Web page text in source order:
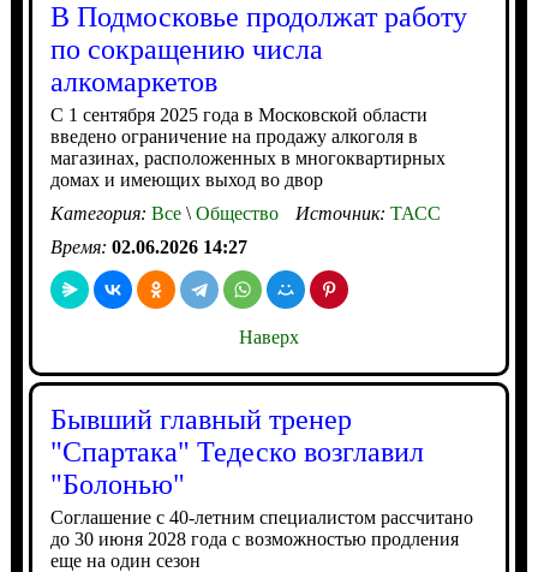
В Подмосковье продолжат работу
по сокращению числа
алкомаркетов
С 1 сентября 2025 года в Московской области
введено ограничение на продажу алкоголя в
магазинах, расположенных в многоквартирных
домах и имеющих выход во двор
Категория: Все\Общество Источник: ТАСС
Время: 02.06.2026 14:27
Наверх
Бывший главный тренер
"Спартака" Тедеско возглавил
"Болонью"
Соглашение с 40-летним специалистом рассчитано
до 30 июня 2028 года с возможностью продления
еще на один сезон